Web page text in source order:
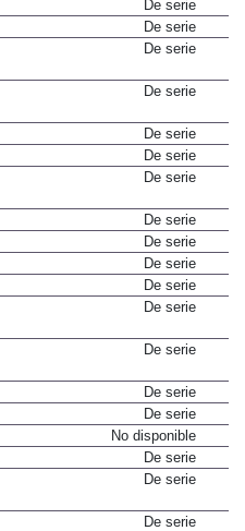
De serie
De serie
De serie
De serie
De serie
De serie
De serie
De serie
De serie
De serie
De serie
De serie
De serie
De serie
De serie
No disponible
De serie
De serie
De serie